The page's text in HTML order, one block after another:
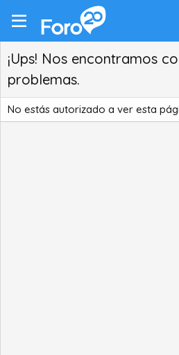
¡Ups! Nos encontramos
problemas.
No estás autorizado a ver esta